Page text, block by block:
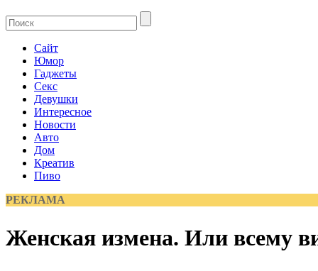
Сайт
Юмор
Гаджеты
Секс
Девушки
Интересное
Новости
Авто
Дом
Креатив
Пиво
РЕКЛАМА
Женская измена. Или всему